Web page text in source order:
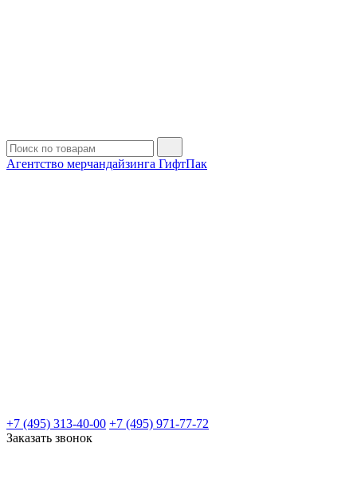
Агентство мерчандайзинга ГифтПак
+7 (495) 313-40-00 +7 (495) 971-77-72
Заказать звонок